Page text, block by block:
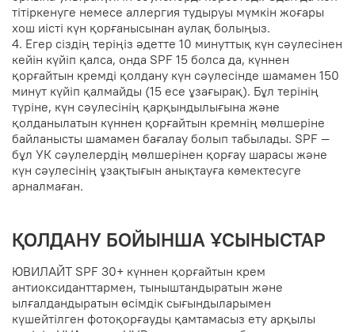
тітіркенуге немесе аллергия тудыруы мүмкін жоғары
хош иісті күн қорғанысынан аулақ болыңыз.
4. Егер сіздің теріңіз әдетте 10 минуттық күн сәулесінен
кейін күйіп қалса, онда SPF 15 болса да, күннен
қорғайтын кремді қолдану күн сәулесінде шамамен 150
минут күйіп қалмайды (15 есе ұзағырақ). Бұл терінің
түріне, күн сәулесінің қарқындылығына және
қолданылатын күннен қорғайтын кремнің мөлшеріне
байланысты шамамен бағалау болып табылады. SPF —
бұл УК сәулелердің мөлшерінен қорғау шарасы және
күн сәулесінің ұзақтығын анықтауға көмектесуге
арналмаған.
ҚОЛДАНУ БОЙЫНША ҰСЫНЫСТАР
ЮВИЛАЙТ SPF 30+ күннен қорғайтын крем
антиоксиданттармен, тыныштандыратын және
ылғалдандыратын өсімдік сығындыларымен
күшейтілген фотоқорғауды қамтамасыз ету арқылы